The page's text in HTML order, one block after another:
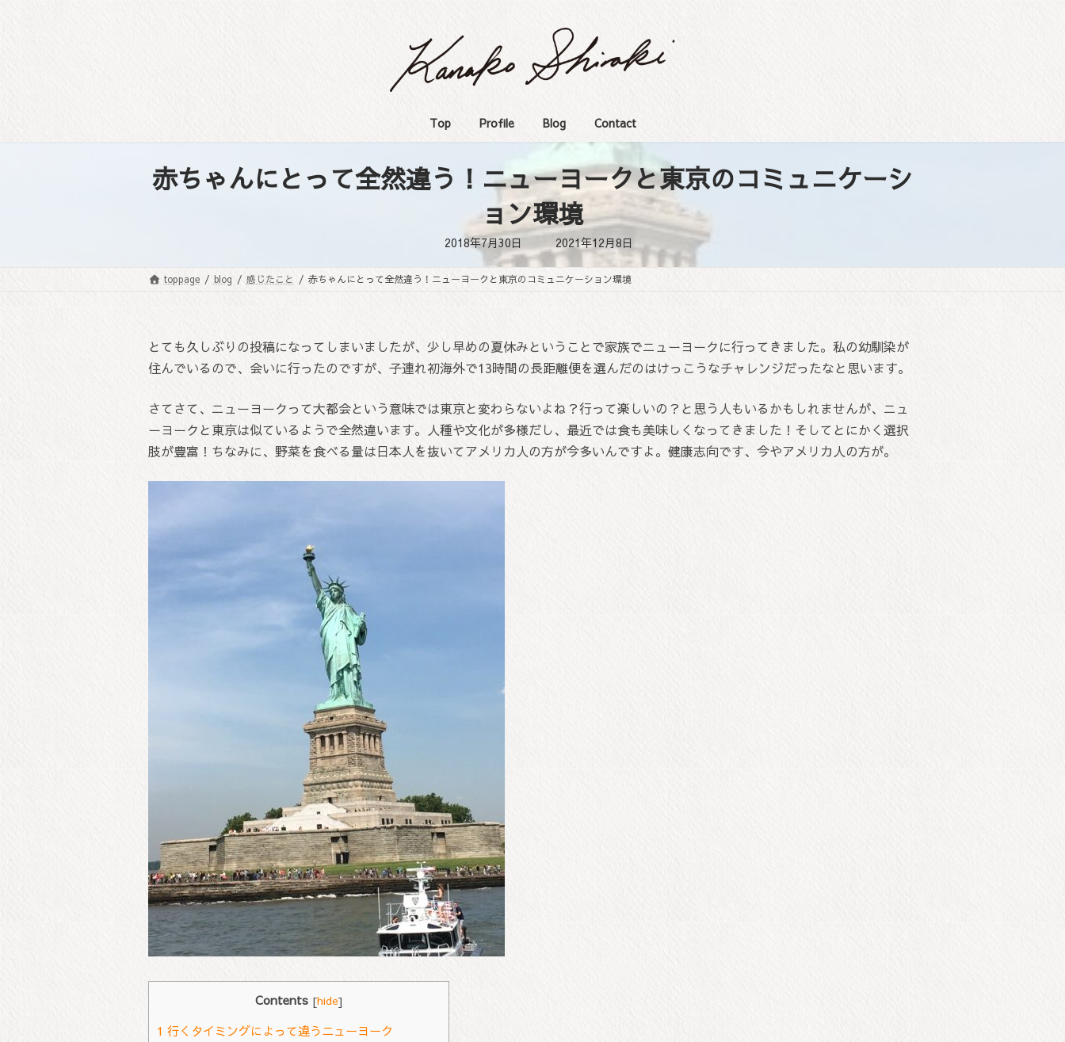
Top Profile Blog Contact
赤ちゃんにとって全然違う！ニューヨークと東京のコミュニケーシ
ョン環境
2018年7月30日 最
終
更
新
日
2021年12月8日
toppage blog 感じたこと 赤ちゃんにとって全然違う！ニューヨークと東京のコミュニケーション環境
とても久しぶりの投稿になってしまいましたが、少し早めの夏休みということで家族でニューヨークに行ってきました。私の幼馴染が
住んでいるので、会いに行ったのですが、子連れ初海外で13時間の長距離便を選んだのはけっこうなチャレンジだったなと思います。
さてさて、ニューヨークって大都会という意味では東京と変わらないよね？行って楽しいの？と思う人もいるかもしれませんが、ニュ
ーヨークと東京は似ているようで全然違います。人種や文化が多様だし、最近では食も美味しくなってきました！そしてとにかく選択
肢が豊富！ちなみに、野菜を食べる量は日本人を抜いてアメリカ人の方が今多いんですよ。健康志向です、今やアメリカ人の方が。
Contents [hide]
1 行くタイミングによって違うニューヨーク